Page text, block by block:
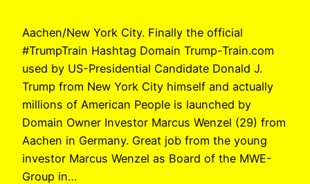
Aachen/New York City. Finally the official
#TrumpTrain Hashtag Domain Trump-Train.com
used by US-Presidential Candidate Donald J.
Trump from New York City himself and actually
millions of American People is launched by
Domain Owner Investor Marcus Wenzel (29) from
Aachen in Germany. Great job from the young
investor Marcus Wenzel as Board of the MWE-
Group in…